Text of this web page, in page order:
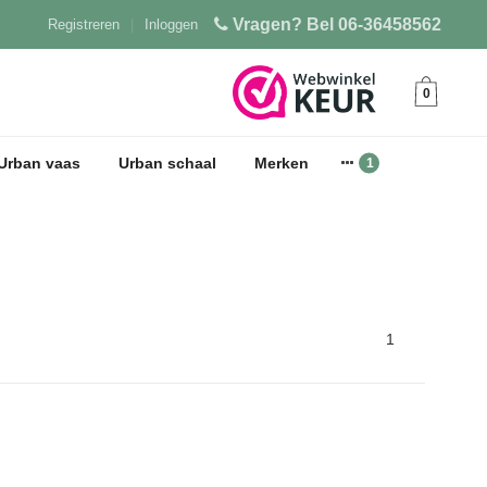
Vragen? Bel 06-36458562
Inloggen
Registreren
0
vaas Urban schaal Merken
1